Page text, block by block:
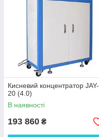
Кисневий концентратор JAY-
20 (4.0)
В наявності
193 860 ₴